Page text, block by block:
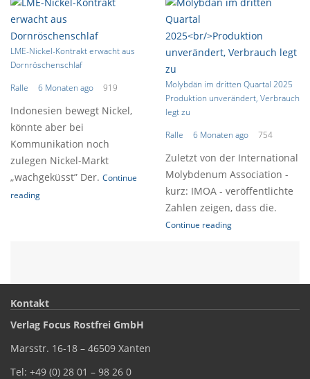
LME-Nickel-Kontrakt erwacht aus
Dornröschenschlaf
Ralle
6 Monaten ago 919
Indonesien bewegt Nickel,
könnte aber bei
Kommunikation noch
zulegen Nickel-Markt
„wachgeküsst” Der. Continue
reading
Molybdän im dritten Quartal 2025
Produktion unverändert, Verbrauch
legt zu
Ralle
6 Monaten ago 754
Zuletzt von der International
Molybdenum Association -
kurz: IMOA - veröffentlichte
Zahlen zeigen, dass die.
Continue reading
Kontakt
Verlag Focus Rostfrei GmbH
Marsstr. 16-18 – 46509 Xanten
Tel: +49 (0) 28 01 – 98 26 0